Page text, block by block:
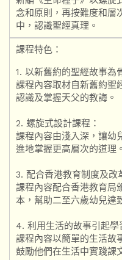
念和原則，再按難度和層
中，認識聖經真理。
課程特色：
1. 以新舊約的聖經故事為
課程內容取材自新舊約聖
認識及掌握天父的教誨。
2. 螺旋式設計課程：
課程內容由淺入深，讓幼
進地掌握更高層次的道理。
3. 配合香港教育制度及改
課程內容配合香港教育局
本，幫助二至六歲幼兒達
4. 利用生活的故事引起學
課程內容以簡單的生活故
鼓勵他們在生活中實踐課